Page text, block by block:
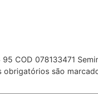
COD 078133471
obrigatórios são